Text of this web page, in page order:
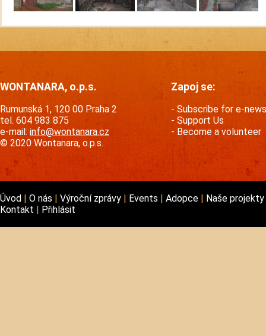
WONTANARA, o.p.s.
Rumunská 1, 120 00 Praha 2
tel. 604 983 875
e-mail: info@wontanara.cz
© 2020 Wontanara, o.p.s.
Zapoj se:
Subscribe for e-news
Support Us
Become a volunteer
Úvod O nás Výroční zprávy Events Adopce
Naše projekty
Kontakt
Přihlásit